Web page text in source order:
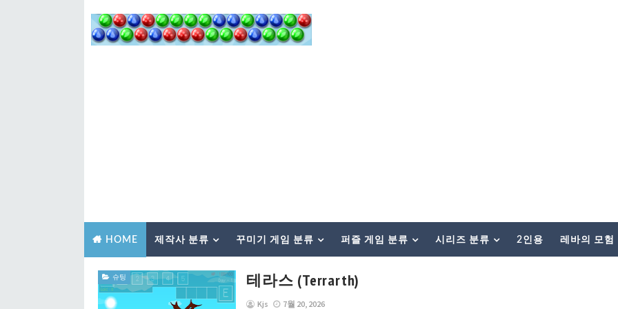
HOME 제작사 분류 꾸미기 게임 분류 퍼즐 게임 분류 시리즈 분류 2인용 레바의 모험
슈팅 테라스 (Terrarth)
Kjs 7월 20, 2026